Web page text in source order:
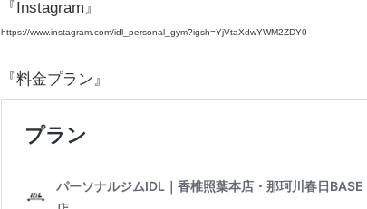
『Instagram』
https://www.instagram.com/idl_personal_gym?igsh=YjVtaXdwYWM2ZDY0
『料金プラン』